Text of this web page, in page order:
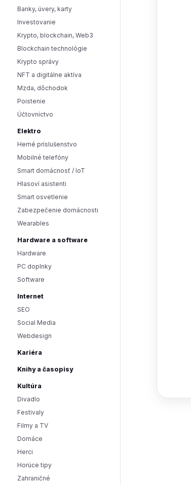
Banky, úvery, karty
Investovanie
Krypto, blockchain, Web3
Blockchain technológie
Krypto správy
NFT a digitálne aktíva
Mzda, dôchodok
Poistenie
Účtovníctvo
Elektro
Herné príslušenstvo
Mobilné telefóny
Smart domácnosť / IoT
Hlasoví asistenti
Smart osvetlenie
Zabezpečenie domácnosti
Wearables
Hardware a software
Hardware
PC doplnky
Software
Internet
SEO
Social Media
Webdesign
Kariéra
Knihy a časopisy
Kultúra
Divadlo
Festivaly
Filmy a TV
Domáce
Herci
Horúce tipy
Zahraničné